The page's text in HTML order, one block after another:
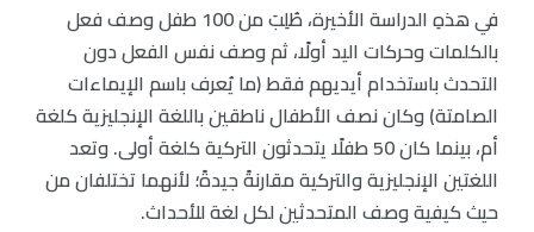
في هذهِ الدراسة الأخيرة، طُلِبَ من 100 طفل وصف فعل
بالكلمات وحركات اليد أولًا، ثم وصف نفس الفعل دون
التحدث باستخدام أيديهم فقط (ما يُعرف باسم الإيماءات
الصامتة) وكان نصف الأطفال ناطقين باللغة الإنجليزية كلغة
أم، بينما كان 50 طفلًا يتحدثون التركية كلغة أولى. وتعد
اللغتين الإنجليزية والتركية مقارنةً جيدةً؛ لأنهما تختلفان من
حيث كيفية وصف المتحدثين لكل لغة للأحداث.